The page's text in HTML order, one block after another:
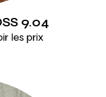
9.04
les prix